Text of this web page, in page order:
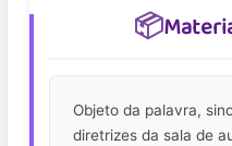
📦
Objeto da palavra,
diretrizes da sala de